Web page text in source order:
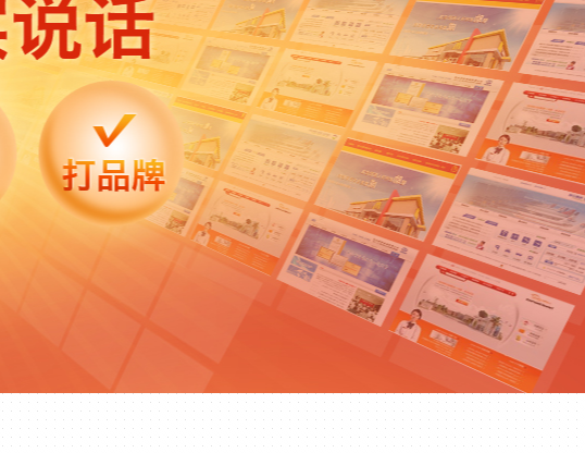
成功案例
成功案例
成功案例
成功案例
成功案例
成功案例